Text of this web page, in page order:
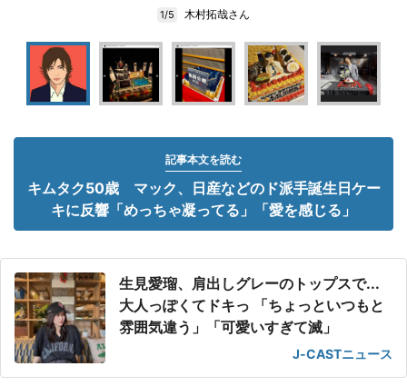
1/5 木村拓哉さん
記事本文を読む
キムタク50歳 マック、日産などのド派手誕生日ケー
キに反響「めっちゃ凝ってる」「愛を感じる」
生見愛瑠、肩出しグレーのトップスで...
大人っぽくてドキっ 「ちょっといつもと
雰囲気違う」「可愛いすぎて滅」
J-CASTニュース